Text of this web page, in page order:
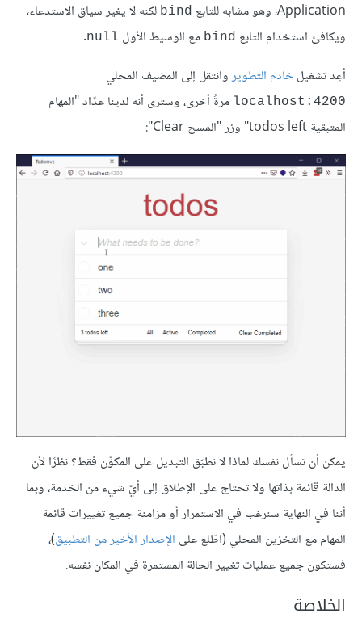
Application، وهو مشابه للتابع
bind لكنه لا يغير سياق الاستدعاء،
ويكافئ استخدام التابع bind مع الوسيط الأول null
.
أعِد تشغيلخادم التطويروانتقل إلى المضيف المحلي
localhost:4200 مرةً أخرى، وسترى أنه لدينا عدّاد "المهام
المتبقية todos left" وزر "المسح Clear":
يمكن أن تسأل نفسك لماذا لا نطبّق التبديل على المكوِّن فقط؟ نظرًا لأن
الدالة قائمة بذاتها ولا تحتاج على الإطلاق إلى أيّ شيء من الخدمة، وبما
أننا في النهاية سنرغب في الاستمرار أو مزامنة جميع تغييرات قائمة
المهام مع التخزين المحلي (اطّلع على الإصدار الأخير من التطبيق)،
فستكون جميع عمليات تغيير الحالة المستمرة في المكان نفسه.
الخلاصة